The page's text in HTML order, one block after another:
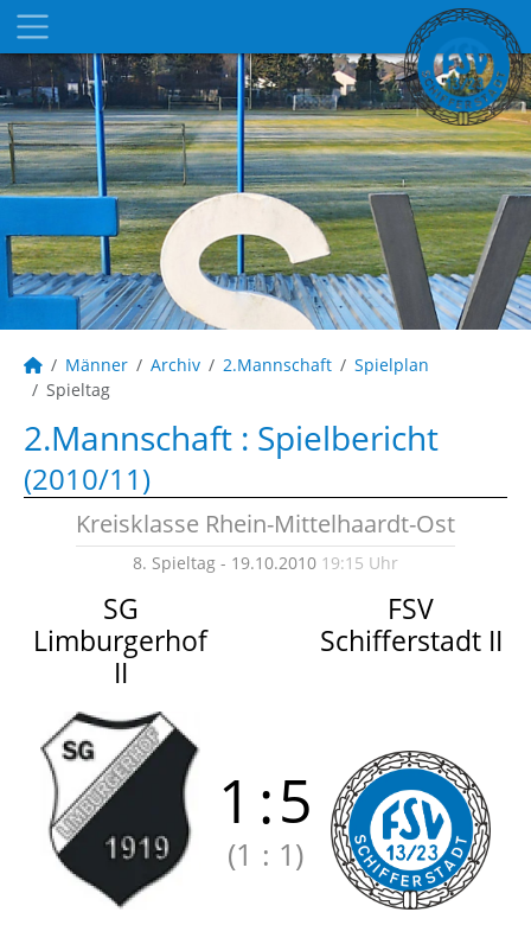
Männer Archiv 2.Mannschaft
Spielplan
Spieltag
2.Mannschaft : Spielbericht
(2010/11)
Kreisklasse Rhein-Mittelhaardt-Ost
8. Spieltag - 19.10.2010 19:15 Uhr
SG
Limburgerhof
II
FSV
Schifferstadt II
1 :5
(1 : 1)